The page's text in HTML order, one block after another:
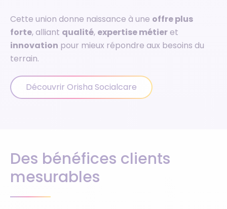
Cette union donne naissance à une offre plus
forte, alliant qualité, expertise métieret
innovation pour mieux répondre aux besoins du
terrain.
Découvrir Orisha Socialcare
Des bénéfices clients
mesurables